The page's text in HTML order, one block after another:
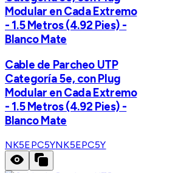
Modular en Cada Extremo
- 1.5 Metros (4.92 Pies) -
Blanco Mate
Cable de Parcheo UTP
Categoría 5e, con Plug
Modular en Cada Extremo
- 1.5 Metros (4.92 Pies) -
Blanco Mate
NK5EPC5YNK5EPC5Y